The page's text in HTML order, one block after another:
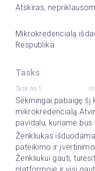
Atskiras,
Mikrokredencialą
Respublika
Tasks
Task no.1
Sėkmingai pabaigę šį
mikrokredencialą
pavidalu, kuriame
Ženkliukas
pateikimo ir
Ženkliukui gauti,